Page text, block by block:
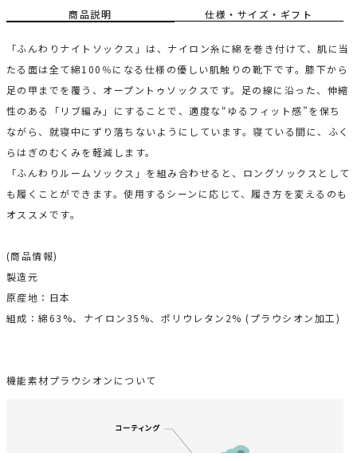
商品説明 仕様・サイズ・ギフト
「ふんわりナイトソックス」は、ナイロン糸に綿を巻き付けて、肌に当
たる面は全て綿100％になる仕様の優しい肌触りの靴下です。膝下から
足の甲までを覆う、オープントゥソックスです。足の線に沿った、伸縮
性のある「リブ編み」にすることで、適度な“ゆるフィット感”を保ち
ながら、就寝中にずり落ちないようにしています。寝ている間に、ふく
らはぎのむくみを軽減します。
「ふんわりルームソックス」を組み合わせると、ロングソックスとして
も履くことができます。使用するシーンに応じて、履き方を変えるのも
オススメです。
(商品情報)
製造元
原産地：日本
組成：綿63%、ナイロン35%、ポリウレタン2% (プラウシオン加工)
機能素材プラウシオンについて